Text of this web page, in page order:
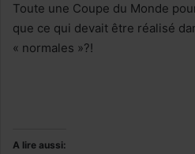
Toute une Coupe du Monde
que ce qui devait être réalisé
« normales »?!
A lire aussi: